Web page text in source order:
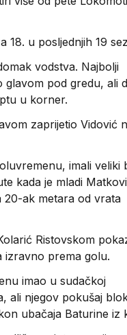
18. u posljednjih 19
vodstva. Najbolji
glavom pod gredu, ali
u korner.
zaprijetio Vidović
imali veliki
kada je mladi
20-ak metara od vrata
Ristovskom
izravno prema golu.
imao u sudačkoj
ali njegov pokušaj
ubačaja Baturine iz